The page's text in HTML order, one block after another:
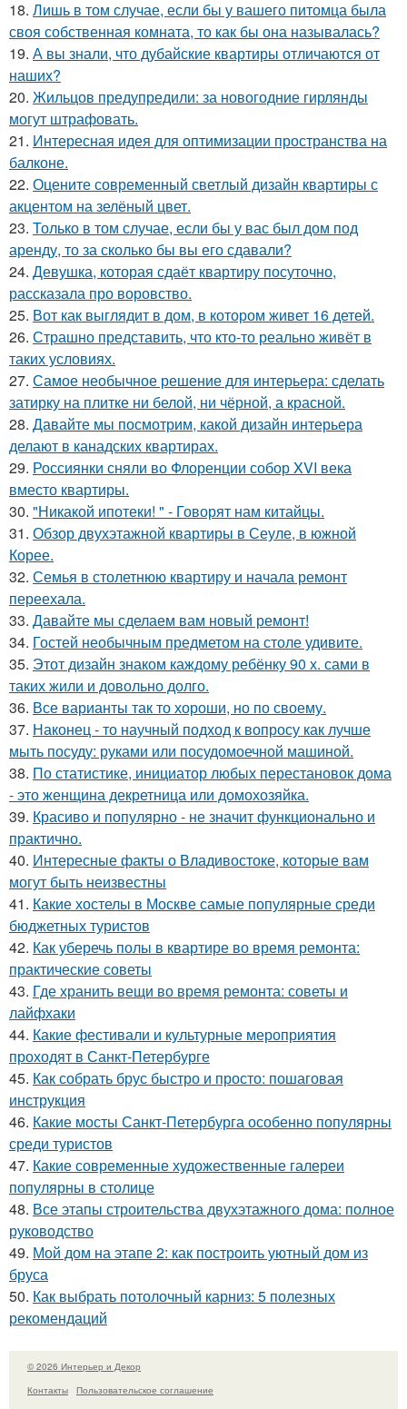
18. Лишь в том случае, если бы у вашего питомца была
своя собственная комната, то как бы она называлась?
19. А вы знали, что дубайские квартиры отличаются от
наших?
20. Жильцов предупредили: за новогодние гирлянды
могут штрафовать.
21. Интересная идея для оптимизации пространства на
балконе.
22. Оцените современный светлый дизайн квартиры с
акцентом на зелёный цвет.
23. Только в том случае, если бы у вас был дом под
аренду, то за сколько бы вы его сдавали?
24. Девушка, которая сдаёт квартиру посуточно,
рассказала про воровство.
25. Вот как выглядит в дом, в котором живет 16 детей.
26. Страшно представить, что кто-то реально живёт в
таких условиях.
27. Самое необычное решение для интерьера: сделать
затирку на плитке ни белой, ни чёрной, а красной.
28. Давайте мы посмотрим, какой дизайн интерьера
делают в канадских квартирах.
29. Россиянки сняли во Флоренции собор XVI века
вместо квартиры.
30. "Никакой ипотеки! " - Говорят нам китайцы.
31. Обзор двухэтажной квартиры в Сеуле, в южной
Корее.
32. Семья в столетнюю квартиру и начала ремонт
переехала.
33. Давайте мы сделаем вам новый ремонт!
34. Гостей необычным предметом на столе удивите.
35. Этот дизайн знаком каждому ребёнку 90 х. сами в
таких жили и довольно долго.
36. Все варианты так то хороши, но по своему.
37. Наконец - то научный подход к вопросу как лучше
мыть посуду: руками или посудомоечной машиной.
38. По статистике, инициатор любых перестановок дома
- это женщина декретница или домохозяйка.
39. Красиво и популярно - не значит функционально и
практично.
40. Интересные факты о Владивостоке, которые вам
могут быть неизвестны
41. Какие хостелы в Москве самые популярные среди
бюджетных туристов
42. Как уберечь полы в квартире во время ремонта:
практические советы
43. Где хранить вещи во время ремонта: советы и
лайфхаки
44. Какие фестивали и культурные мероприятия
проходят в Санкт-Петербурге
45. Как собрать брус быстро и просто: пошаговая
инструкция
46. Какие мосты Санкт-Петербурга особенно популярны
среди туристов
47. Какие современные художественные галереи
популярны в столице
48. Все этапы строительства двухэтажного дома: полное
руководство
49. Мой дом на этапе 2: как построить уютный дом из
бруса
50. Как выбрать потолочный карниз: 5 полезных
рекомендаций
© 2026 Интерьер и Декор
Контакты
Пользовательское соглашение